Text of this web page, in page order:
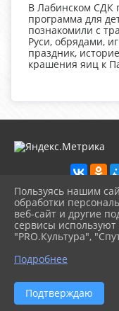
В Лабинском СДК
программа для
познакомили с
Руси, обрядами,
праздник,
крашения яиц к
2026 г. ckd-urg.ru
Вход
Карта сайта
Политика обработки
Сделано на KubCMS
Разработка и
Пользуясь нашим
обработки
веб-сайт и другие
сервисы используют
"PRO.Культура",
Подробнее
Подтверждаю